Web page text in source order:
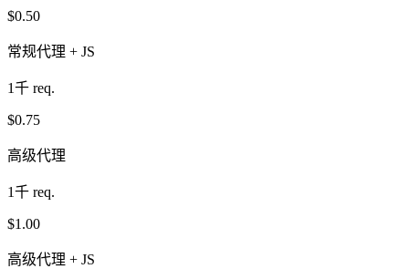
$0.50
常规代理 + JS
1千 req.
$0.75
高级代理
1千 req.
$1.00
高级代理 + JS